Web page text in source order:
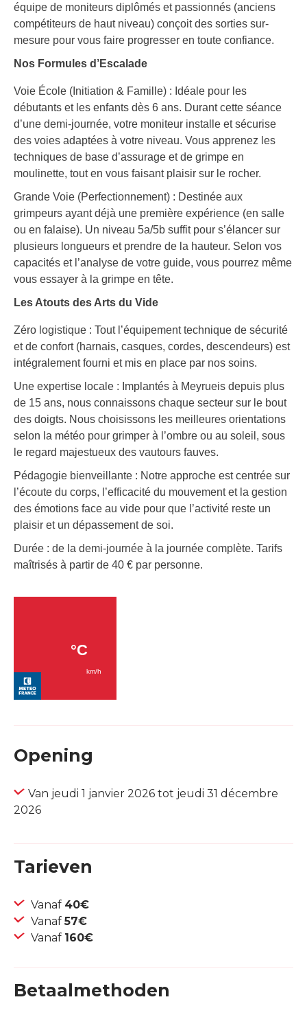
équipe de moniteurs diplômés et passionnés (anciens
compétiteurs de haut niveau) conçoit des sorties sur-
mesure pour vous faire progresser en toute confiance.
Nos Formules d’Escalade
Voie École (Initiation & Famille) : Idéale pour les
débutants et les enfants dès 6 ans. Durant cette séance
d’une demi-journée, votre moniteur installe et sécurise
des voies adaptées à votre niveau. Vous apprenez les
techniques de base d’assurage et de grimpe en
moulinette, tout en vous faisant plaisir sur le rocher.
Grande Voie (Perfectionnement) : Destinée aux
grimpeurs ayant déjà une première expérience (en salle
ou en falaise). Un niveau 5a/5b suffit pour s’élancer sur
plusieurs longueurs et prendre de la hauteur. Selon vos
capacités et l’analyse de votre guide, vous pourrez même
vous essayer à la grimpe en tête.
Les Atouts des Arts du Vide
Zéro logistique : Tout l’équipement technique de sécurité
et de confort (harnais, casques, cordes, descendeurs) est
intégralement fourni et mis en place par nos soins.
Une expertise locale : Implantés à Meyrueis depuis plus
de 15 ans, nous connaissons chaque secteur sur le bout
des doigts. Nous choisissons les meilleures orientations
selon la météo pour grimper à l’ombre ou au soleil, sous
le regard majestueux des vautours fauves.
Pédagogie bienveillante : Notre approche est centrée sur
l’écoute du corps, l’efficacité du mouvement et la gestion
des émotions face au vide pour que l’activité reste un
plaisir et un dépassement de soi.
Durée : de la demi-journée à la journée complète. Tarifs
maîtrisés à partir de 40 € par personne.
Opening
Van jeudi 1 janvier 2026 tot jeudi 31 décembre
2026
Tarieven
Vanaf 40€
Vanaf57€
Vanaf 160€
Betaalmethoden